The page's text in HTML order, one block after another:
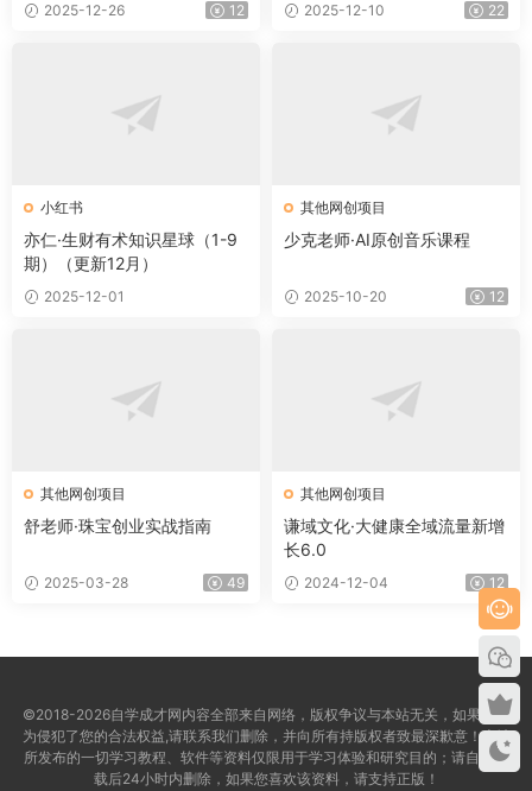
2025-12-26 12 2025-12-10 22
小红书
亦仁·生财有术知识星球（1-9
期）（更新12月）
2025-12-01
其他网创项目
少克老师·AI原创音乐课程
2025-10-20 12
其他网创项目
舒老师·珠宝创业实战指南
2025-03-28 49
其他网创项目
谦域文化·大健康全域流量新增
长6.0
2024-12-04 12
©2018-2026自学成才网内容全部来自网络，版权争议与本站无关，如果您认
为侵犯了您的合法权益,请联系我们删除，并向所有持版权者致最深歉意！本站
所发布的一切学习教程、软件等资料仅限用于学习体验和研究目的；请自觉下
载后24小时内删除，如果您喜欢该资料，请支持正版！